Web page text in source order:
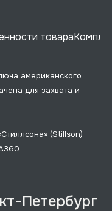
товара
американского
для захвата и
(Stillson)
Петербург